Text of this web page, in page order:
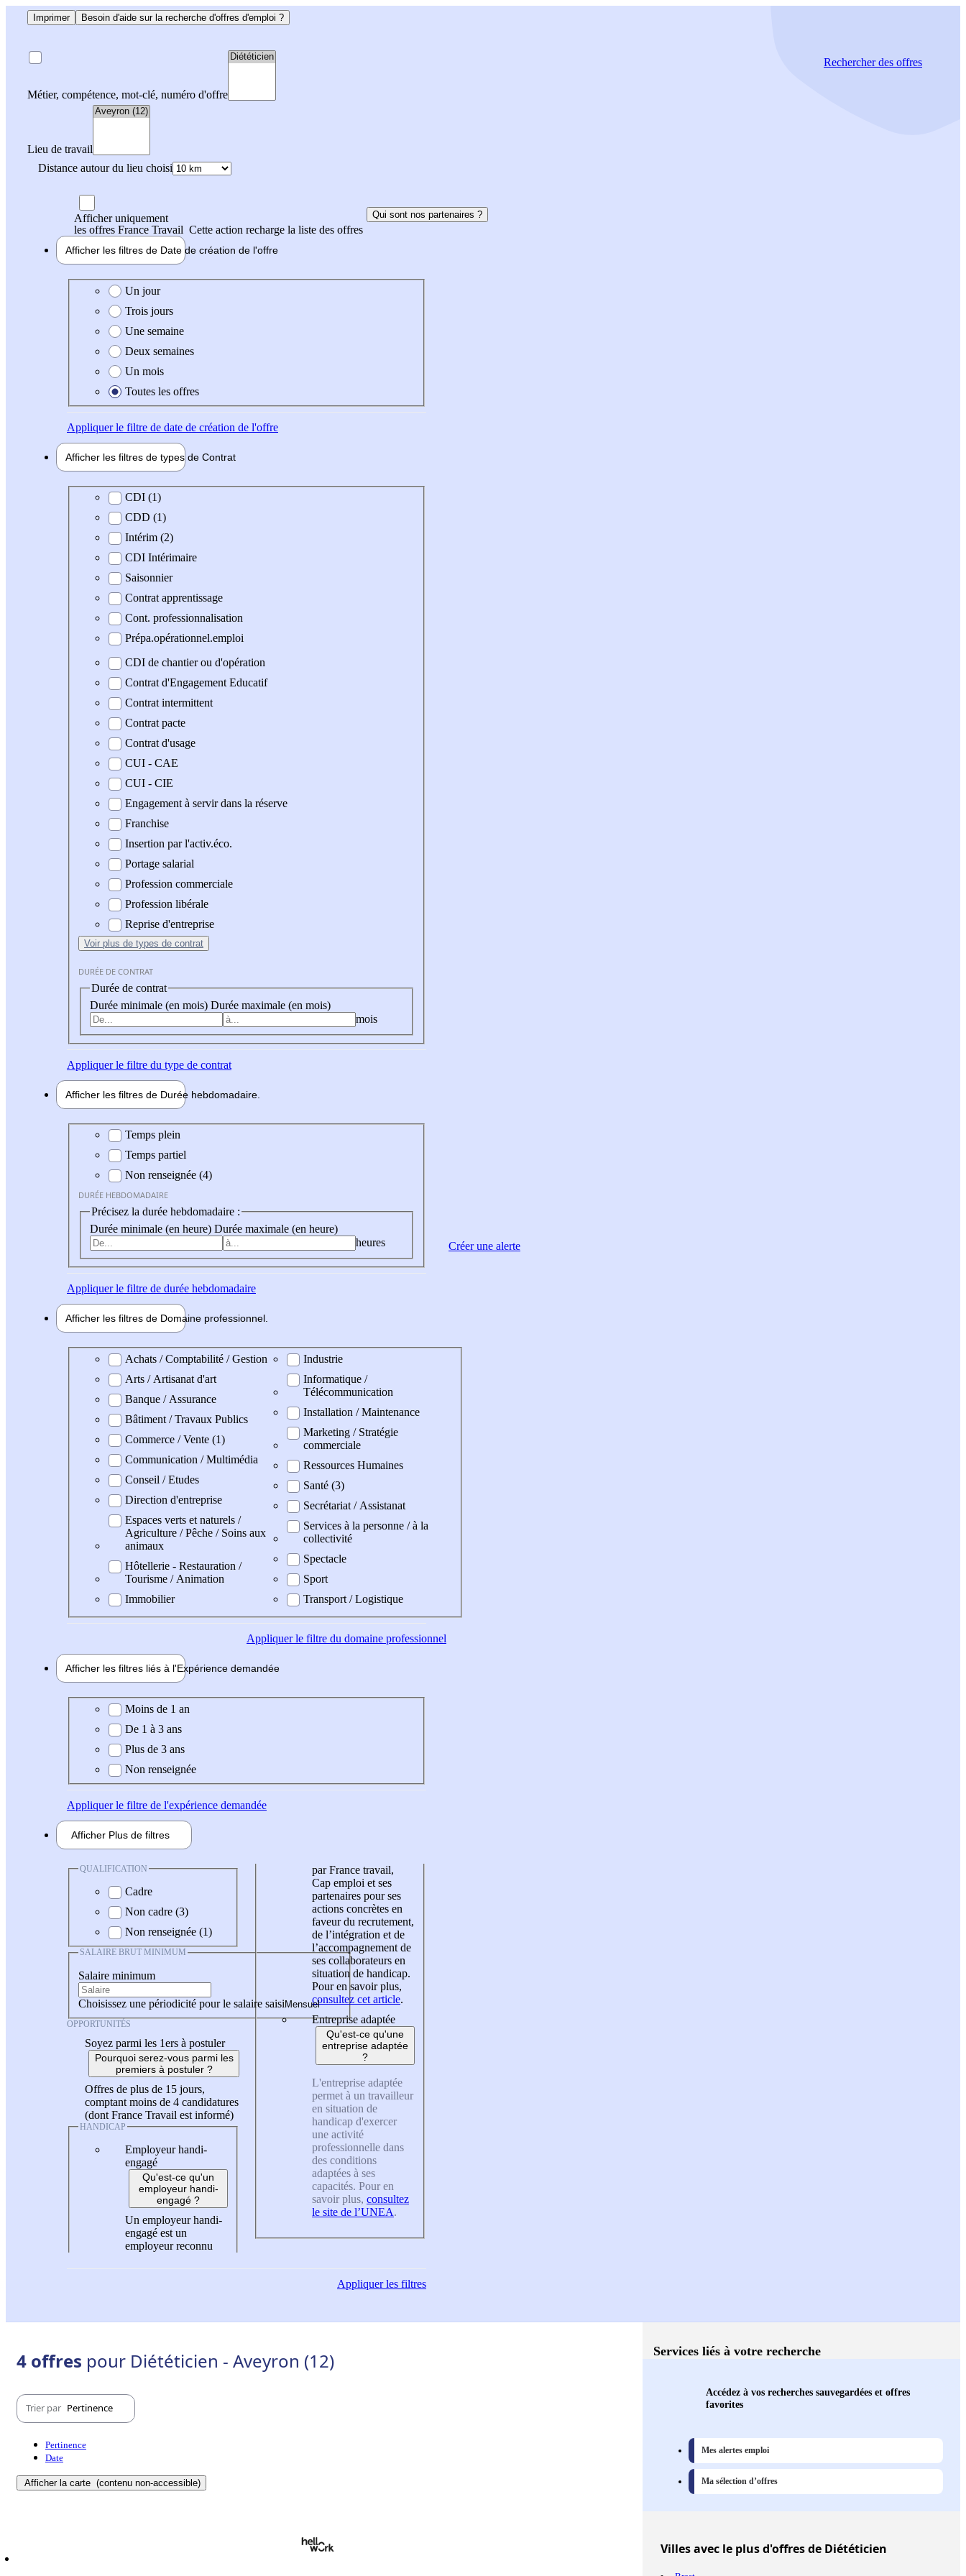
Imprimer Besoin d'aide sur la recherche d'offres d'emploi ?
Métier, compétence, mot-clé, numéro d'offre
Lieu de travail
Distance autour du lieu choisi
Rechercherdes offres
Afficher uniquement
les offres France Travail Cette action recharge la liste des offres
Qui sont nos partenaires ?
Afficher les filtres de Date de création de l'offre
Date de création de l'offre
Un jour
Trois jours
Une semaine
Deux semaines
Un mois
Toutes les offres
Appliquerle filtre de date de création de l'offre
Afficher les filtres de types de Contrat
Type de contrat
CDI (1)
CDD (1)
Intérim (2)
CDI Intérimaire
Saisonnier
Contrat apprentissage
Cont. professionnalisation
Prépa.opérationnel.emploi
CDI de chantier ou d'opération
Contrat d'Engagement Educatif
Contrat intermittent
Contrat pacte
Contrat d'usage
CUI - CAE
CUI - CIE
Engagement à servir dans la réserve
Franchise
Insertion par l'activ.éco.
Portage salarial
Profession commerciale
Profession libérale
Reprise d'entreprise
Voir plus de types de contrat
DURÉE DE CONTRAT
Durée de contrat
Durée minimale (en mois) Durée maximale (en mois)
mois
Appliquerle filtre du type de contrat
Afficher les filtres de Durée hebdomadaire
Durée hebdomadaire
Temps plein
Temps partiel
Non renseignée (4)
DURÉE HEBDOMADAIRE
Précisez la durée hebdomadaire :
Durée minimale (en heure) Durée maximale (en heure)
heures
Appliquerle filtre de durée hebdomadaire
Afficher les filtres de Domaine professionnel
Domaine professionel
Achats / Comptabilité / Gestion
Arts / Artisanat d'art
Banque / Assurance
Bâtiment / Travaux Publics
Commerce / Vente (1)
Communication / Multimédia
Conseil / Etudes
Direction d'entreprise
Espaces verts et naturels /
Agriculture / Pêche / Soins aux
animaux
Hôtellerie - Restauration /
Tourisme / Animation
Immobilier
Industrie
Informatique /
Télécommunication
Installation / Maintenance
Marketing / Stratégie
commerciale
Ressources Humaines
Santé (3)
Secrétariat / Assistanat
Services à la personne / à la
collectivité
Spectacle
Sport
Transport / Logistique
Appliquerle filtre du domaine professionnel
Afficher les filtres liés à l'Expérience demandée
Expérience demandée
Moins de 1 an
De 1 à 3 ans
Plus de 3 ans
Non renseignée
Appliquerle filtre de l'expérience demandée
Afficher Plus de filtres
QUALIFICATION
Cadre
Non cadre (3)
Non renseignée (1)
SALAIRE BRUT MINIMUM
Salaire minimum
Choisissez une périodicité pour le salaire saisi
OPPORTUNITÉS
Soyez parmi les 1ers à postuler
Pourquoi serez-vous parmi les
premiers à postuler ?
Offres de plus de 15 jours,
comptant moins de 4 candidatures
(dont France Travail est informé)
HANDICAP
Employeur handi-
engagé
Qu'est-ce qu'un
employeur handi-
engagé ?
Un employeur handi-
engagé est un
employeur reconnu
par France travail,
Cap emploi et ses
partenaires pour ses
actions concrètes en
faveur du recrutement,
de l’intégration et de
l’accompagnement de
ses collaborateurs en
situation de handicap.
Pour en savoir plus,
consultez cet article.
Entreprise adaptée
Qu'est-ce qu'une
entreprise adaptée
?
L'entreprise adaptée
permet à un travailleur
en situation de
handicap d'exercer
une activité
professionnelle dans
des conditions
adaptées à ses
capacités. Pour en
savoir plus, consultez
le site de l’UNEA.
Appliquerles filtres
Créer une alerte
4 offres pour Diététicien - Aveyron (12)
Trier par Pertinence
Pertinence
Date
Afficher la carte (contenu non-accessible)
Services liés à votre recherche
Accédez à vos recherches sauvegardées et offres
favorites
Mes alertes emploi
Ma sélection d’offres
Villesavec le plus d'offres de Diététicien